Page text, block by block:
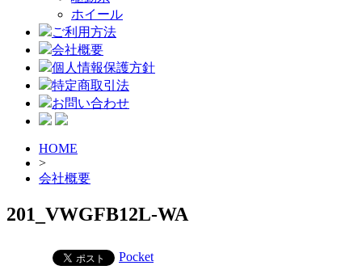
ホイール
ご利用方法
会社概要
個人情報保護方針
特定商取引法
お問い合わせ
HOME
>
会社概要
201_VWGFB12L-WA
Pocket